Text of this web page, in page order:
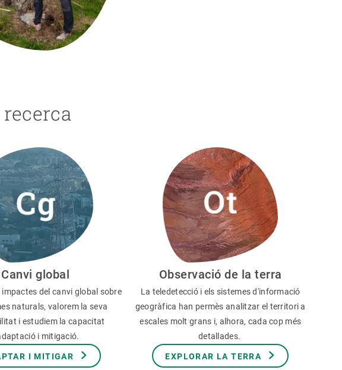
Canvi global
del canvi global sobre
naturals, valorem la seva
i estudiem la capacitat
i mitigació.
I MITIGAR
Observació de la terra
La teledetecció i els sistemes d'informació
geogràfica han permès analitzar el territori a
escales molt grans i, alhora, cada cop més
detallades.
EXPLORAR LA TERRA
i doctorat
o sabàtic
pràctiques HRS4R